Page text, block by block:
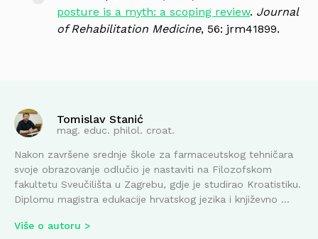
posture is a myth: a scoping review. Journal
of Rehabilitation Medicine, 56: jrm41899.
Tomislav Stanić
mag. educ. philol. croat.
Nakon završene srednje škole za farmaceutskog tehničara
svoje obrazovanje odlučio je nastaviti na Filozofskom
fakultetu Sveučilišta u Zagrebu, gdje je studirao Kroatistiku.
Diplomu magistra edukacije hrvatskog jezika i književno ...
Više o autoru